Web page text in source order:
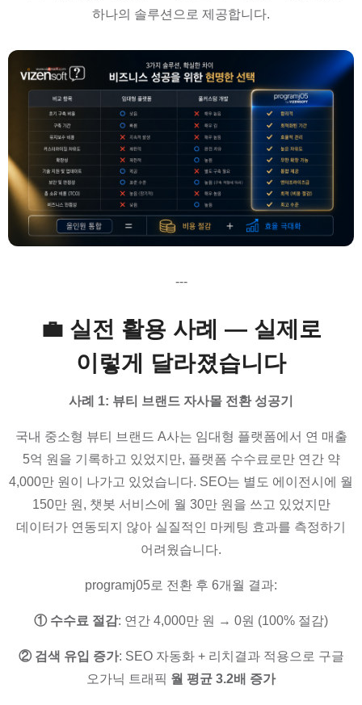
하나의 솔루션으로 제공합니다.
---
💼 실전 활용 사례 — 실제로
이렇게 달라졌습니다
사례 1: 뷰티 브랜드 자사몰 전환 성공기
국내 중소형 뷰티 브랜드 A사는 임대형 플랫폼에서 연 매출
5억 원을 기록하고 있었지만, 플랫폼 수수료로만 연간 약
4,000만 원이 나가고 있었습니다. SEO는 별도 에이전시에 월
150만 원, 챗봇 서비스에 월 30만 원을 쓰고 있었지만
데이터가 연동되지 않아 실질적인 마케팅 효과를 측정하기
어려웠습니다.
programj05로 전환 후 6개월 결과:
① 수수료 절감: 연간 4,000만 원 → 0원 (100% 절감)
② 검색 유입 증가: SEO 자동화 + 리치결과 적용으로 구글
오가닉 트래픽 월 평균 3.2배 증가